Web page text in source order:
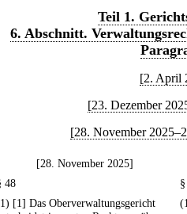
Teil 1.
6. Abschnitt.
[2. April
[23. Dezember
[28. November
[28. November 2025]
48
[1] Das Oberverwaltungsgericht